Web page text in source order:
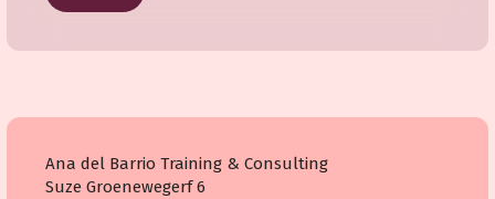
Ana del Barrio Training & Consulting
Suze Groenewegerf 6